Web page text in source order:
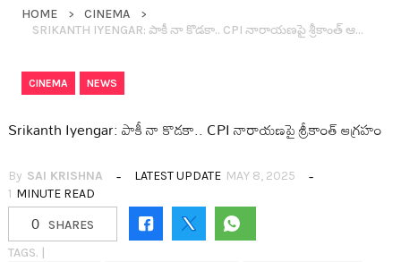
HOME
CINEMA
SRIKANTH IYENGAR: పాకీ నా కొడ‌కా.. CPI నారాయ‌ణ‌పై శ్రీకాంత్ ఆగ్ర‌హం
CINEMA NEWS
Srikanth Iyengar: పాకీ నా కొడ‌కా.. CPI నారాయ‌ణ‌పై శ్రీకాంత్ ఆగ్ర‌హం
By SAI KRISHNA LATEST UPDATE MAY 8, 2025
1 MINUTE READ
0
SHARES
TAGS. |